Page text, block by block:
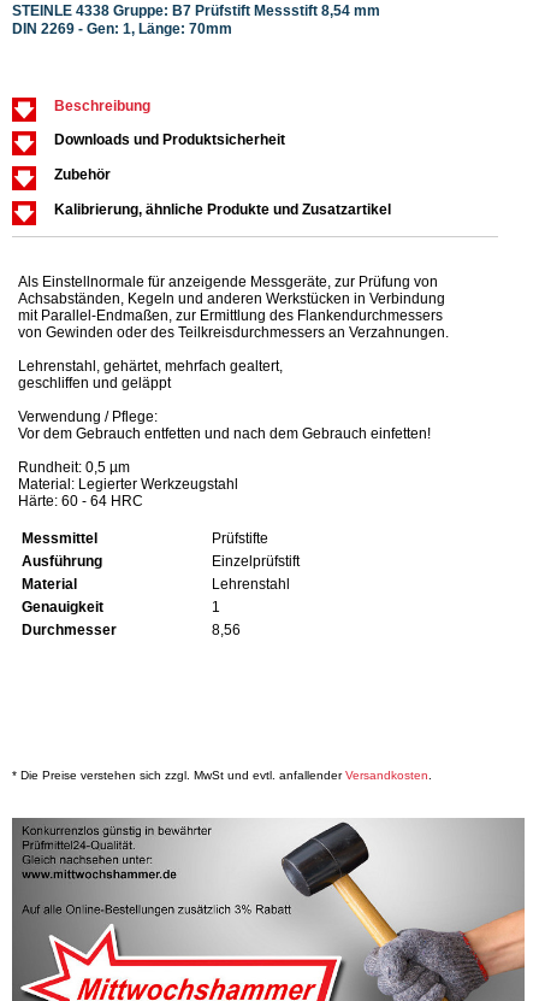
STEINLE 4338 Gruppe: B7 Prüfstift Messstift 8,54 mm
DIN 2269 - Gen: 1, Länge: 70mm
Beschreibung
Downloads und Produktsicherheit
Zubehör
Kalibrierung, ähnliche Produkte und Zusatzartikel
Als Einstellnormale für anzeigende Messgeräte, zur Prüfung von
Achsabständen, Kegeln und anderen Werkstücken in Verbindung
mit Parallel-Endmaßen, zur Ermittlung des Flankendurchmessers
von Gewinden oder des Teilkreisdurchmessers an Verzahnungen.
Lehrenstahl, gehärtet, mehrfach gealtert,
geschliffen und geläppt
Verwendung / Pflege:
Vor dem Gebrauch entfetten und nach dem Gebrauch einfetten!
Rundheit: 0,5 µm
Material: Legierter Werkzeugstahl
Härte: 60 - 64 HRC
Messmittel
Prüfstifte
Ausführung
Einzelprüfstift
Material
Lehrenstahl
Genauigkeit
1
Durchmesser
8,56
* Die Preise verstehen sich zzgl. MwSt und evtl. anfallenderVersandkosten.